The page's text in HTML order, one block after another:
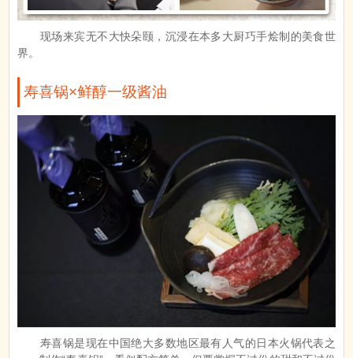
现场来宾无不大快朵颐，沉浸在本多大厨巧手烩制的美食世
界。
寿喜锅×鲜醇一级酱油
寿喜锅是现在中国绝大多数地区最有人气的日本火锅代表之